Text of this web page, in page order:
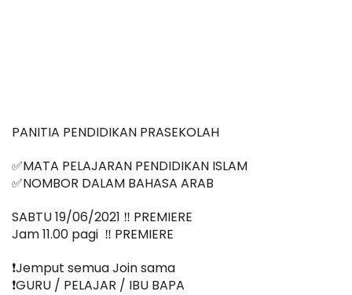
PANITIA PENDIDIKAN PRASEKOLAH
✅MATA PELAJARAN PENDIDIKAN ISLAM
✅NOMBOR DALAM BAHASA ARAB
SABTU 19/06/2021 ‼️ PREMIERE
Jam 11.00 pagi  ‼️ PREMIERE
❗️Jemput semua Join sama
❗️GURU / PELAJAR / IBU BAPA